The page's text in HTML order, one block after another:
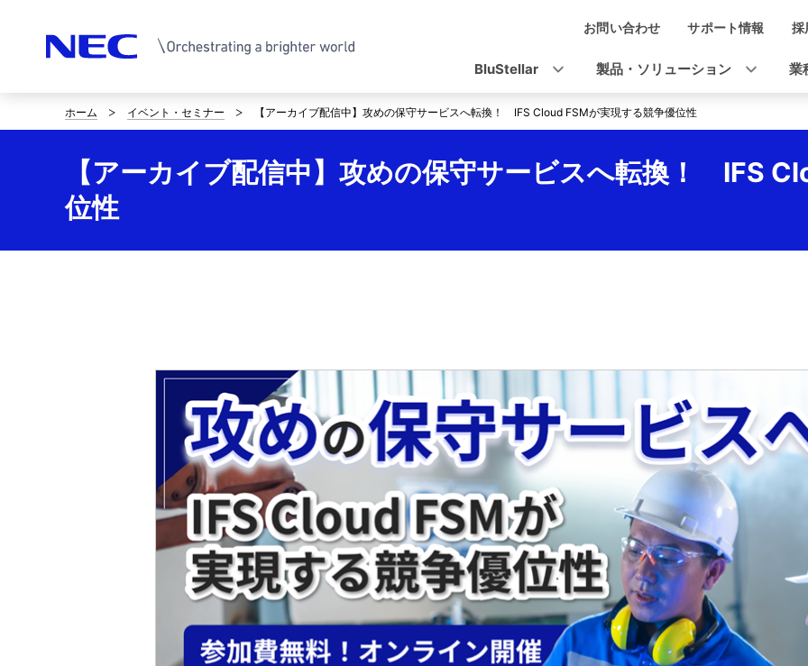
ゲ
ー
シ
お問い合わせ サポート情報 採
BluStellar 製品・ソリューション 業
サ
イ
ト
内
ホーム イベント・セミナー 【アーカイブ配信中】攻めの保守サービスへ転換！ IFS Cloud FSMが実現する競争優位性
【アーカイブ配信中】攻めの保守サービスへ転換！ IFS
位性